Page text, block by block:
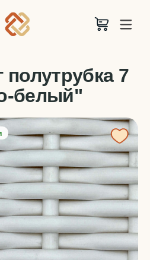
полутрубка 7
белый"